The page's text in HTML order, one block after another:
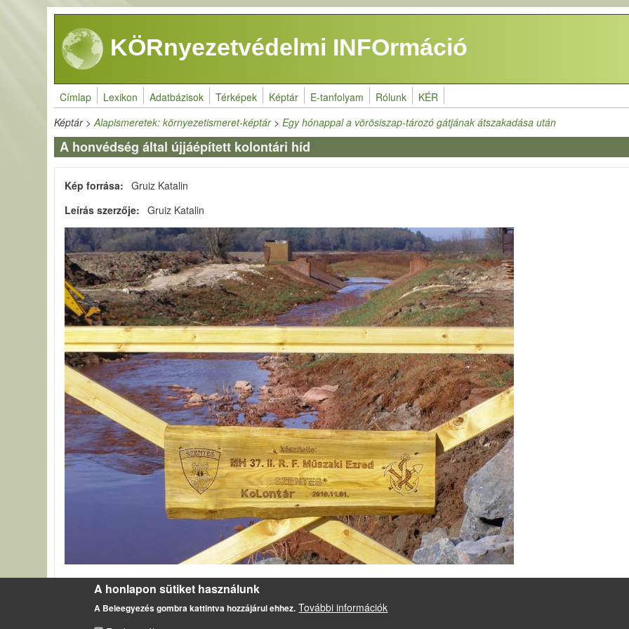
Ugrás a tartalomra
KÖRnyezetvédelmi INFOrmáció
Címlap Lexikon Adatbázisok Térképek Képtár E-tanfolyam Rólunk KÉR
Képtár>Alapismeretek: környezetismeret-képtár>Egy hónappal a vörösiszap-tározó gátjának átszakadása után
A honvédség által újjáépített kolontári híd
Kép forrása
Gruiz Katalin
Leírás szerzője
Gruiz Katalin
Az újjáépített híd, Kolontáron.
Egy hónappal a vörösiszap-tározó gátjának átszakadása után
A honlapon sütiket használunk
A Beleegyezés gombra kattintva hozzájárul ehhez. További információk